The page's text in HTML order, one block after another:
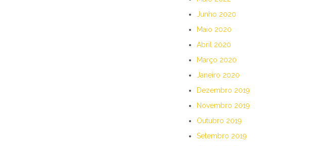
Junho 2020
Maio 2020
Abril 2020
Março 2020
Janeiro 2020
Dezembro 2019
Novembro 2019
Outubro 2019
Setembro 2019